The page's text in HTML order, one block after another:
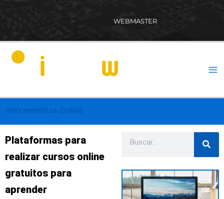
WEBMASTER
Herramientas Online
Plataformas para
realizar cursos online
gratuitos para
aprender
PáginaPáginaPágina
PáginaPágina